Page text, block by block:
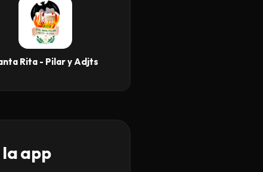
Rita - Pilar y Adjts
app